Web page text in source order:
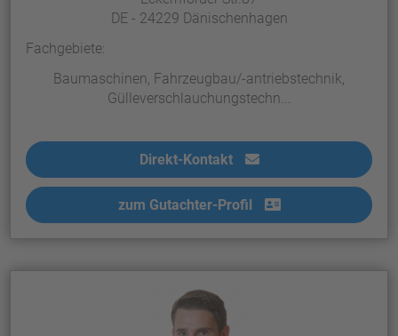
DE - 24229 Dänischenhagen
Fachgebiete:
Baumaschinen, Fahrzeugbau/-antriebstechnik,
Gülleverschlauchungstechn...
Direkt-Kontakt
zum Gutachter-Profil